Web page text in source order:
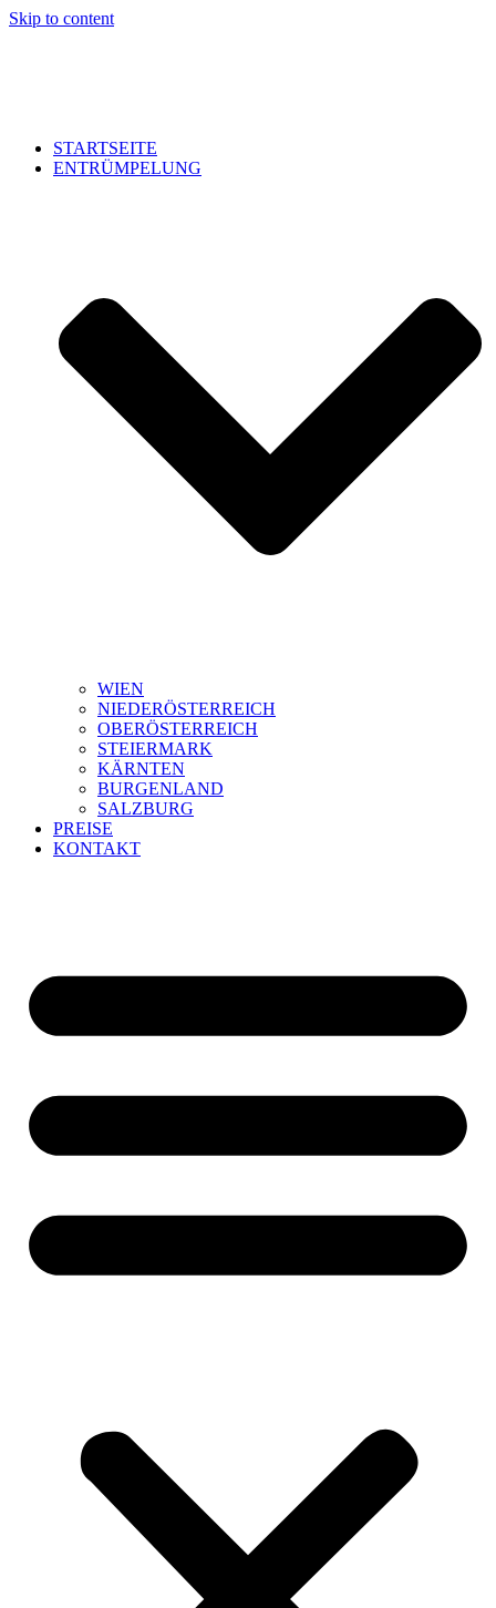
Skip to content
STARTSEITE
ENTRÜMPELUNG
WIEN
NIEDERÖSTERREICH
OBERÖSTERREICH
STEIERMARK
KÄRNTEN
BURGENLAND
SALZBURG
PREISE
KONTAKT